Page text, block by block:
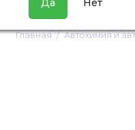
Главная Автохимия и